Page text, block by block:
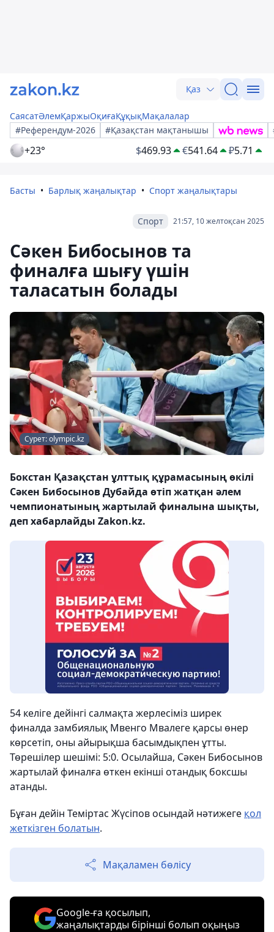
Қаз
СаясатӘлемҚаржыОқиғаҚұқықМақалалар
#Референдум-2026
#Қазақстан мақтанышы
+23° $469.93 €541.64 ₽5.71
Басты Барлық жаңалықтар Спорт жаңалықтары
21:57, 10 желтоқсан 2025
Спорт
Сәкен Бибосынов та
финалға шығу үшін
таласатын болады
Сурет: olympic.kz
Бокстан Қазақстан ұлттық құрамасының өкілі
Сәкен Бибосынов Дубайда өтіп жатқан әлем
чемпионатының жартылай финалына шықты,
деп хабарлайды Zakon.kz.
54 келіге дейінгі салмақта жерлесіміз ширек
финалда замбиялық Мвенго Мвалеге қарсы өнер
көрсетіп, оны айырықша басымдықпен ұтты.
Төрешілер шешімі: 5:0. Осылайша, Сәкен Бибосынов
жартылай финалға өткен екінші отандық боксшы
атанды.
Бұған дейін Теміртас Жүсіпов осындай нәтижеге қол
жеткізген болатын.
Мақаламен бөлісу
Google-ға қосылып,
жаңалықтарды бірінші болып оқыңыз